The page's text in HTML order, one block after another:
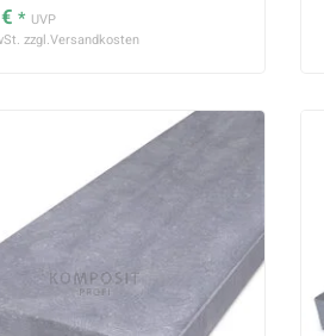
* UVP
zzgl.Versandkosten